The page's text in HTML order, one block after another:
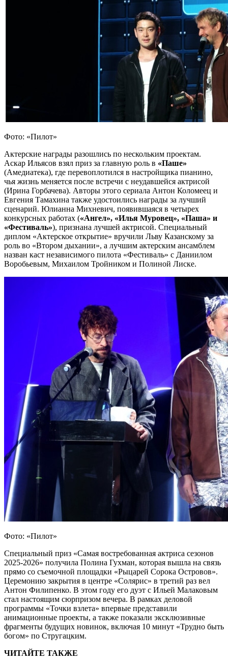
Фото: «Пилот»
Актерские награды разошлись по нескольким проектам.
Аскар Ильясов взял приз за главную роль в «Паше»
(Амедиатека), где перевоплотился в настройщика пианино,
чья жизнь меняется после встречи с неудавшейся актрисой
(Ирина Горбачева). Авторы этого сериала Антон Коломеец и
Евгения Тамахина также удостоились награды за лучший
сценарий. Юлианна Михневич, появившаяся в четырех
конкурсных работах («Ангел», «Илья Муровец», «Паша» и
«Фестиваль»), признана лучшей актрисой. Специальный
диплом «Актерское открытие» вручили Льву Казанскому за
роль во «Втором дыхании», а лучшим актерским ансамблем
назван каст независимого пилота «Фестиваль» с Даниилом
Воробьевым, Михаилом Тройником и Полиной Лиске.
Фото: «Пилот»
Специальный приз «Самая востребованная актриса сезонов
2025-2026» получила Полина Гухман, которая вышла на связь
прямо со съемочной площадки «Рыцарей Сорока Островов».
Церемонию закрытия в центре «Солярис» в третий раз вел
Антон Филипенко. В этом году его дуэт с Ильей Малаковым
стал настоящим сюрпризом вечера. В рамках деловой
программы «Точки взлета» впервые представили
анимационные проекты, а также показали эксклюзивные
фрагменты будущих новинок, включая 10 минут «Трудно быть
богом» по Стругацким.
ЧИТАЙТЕ ТАКЖЕ